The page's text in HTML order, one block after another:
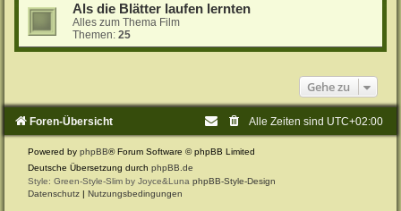
Als die Blätter laufen lernten
Alles zum Thema Film
Themen: 25
Gehe zu
Foren-Übersicht Alle Zeiten sind UTC+02:00
Powered by phpBB® Forum Software © phpBB Limited
Deutsche Übersetzung durch phpBB.de
Style: Green-Style-Slim by Joyce&Luna phpBB-Style-Design
Datenschutz | Nutzungsbedingungen